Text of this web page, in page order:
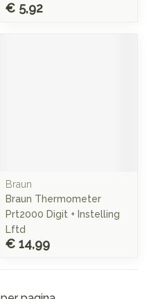
€ 5,92
Braun
Braun Thermometer
Prt2000 Digit + Instelling
Lftd
€ 14,99